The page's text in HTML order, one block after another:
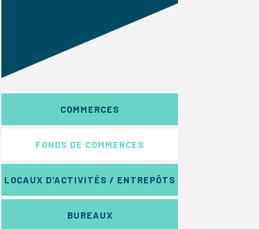
COMMERCES
FONDS DE COMMERCES
LOCAUX D'ACTIVITÉS / ENTREPÔTS
BUREAUX